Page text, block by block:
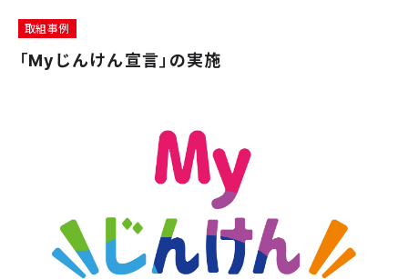
取組事例
「Myじんけん宣言」の実施